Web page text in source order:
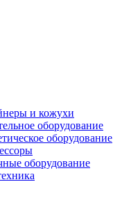
и кожухи
оборудование
оборудование
оборудование